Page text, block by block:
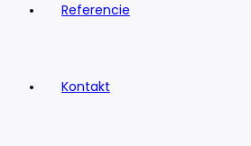
Referencie
Kontakt